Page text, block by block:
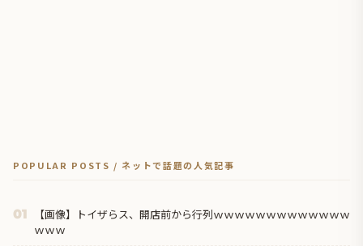
POPULAR POSTS / ネットで話題の人気記事
01
【画像】トイザらス、開店前から行列ｗｗｗｗｗｗｗｗｗｗｗｗｗ
ｗｗｗ